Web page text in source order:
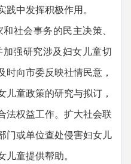
中发挥积极作用。
社会事务的民主决策、
强研究涉及妇女儿童切
向市委反映社情民意，
童政策的研究与拟订，
法权益工作。扩大社会联
门或单位查处侵害妇女儿
童提供帮助。